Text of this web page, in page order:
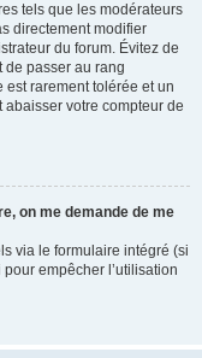
tels que les modérateurs
directement modifier
du forum. Évitez de
de passer au rang
est rarement tolérée et un
votre compteur de
on me demande de me
via le formulaire intégré (si
empêcher l’utilisation